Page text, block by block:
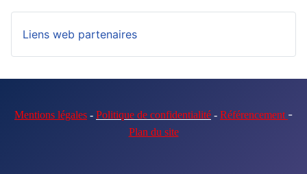
Liens web partenaires
Mentions légales - Politique de confidentialité - Référencement -
Plan du site